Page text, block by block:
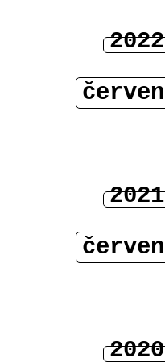
2022
červen
2021
červen
2020